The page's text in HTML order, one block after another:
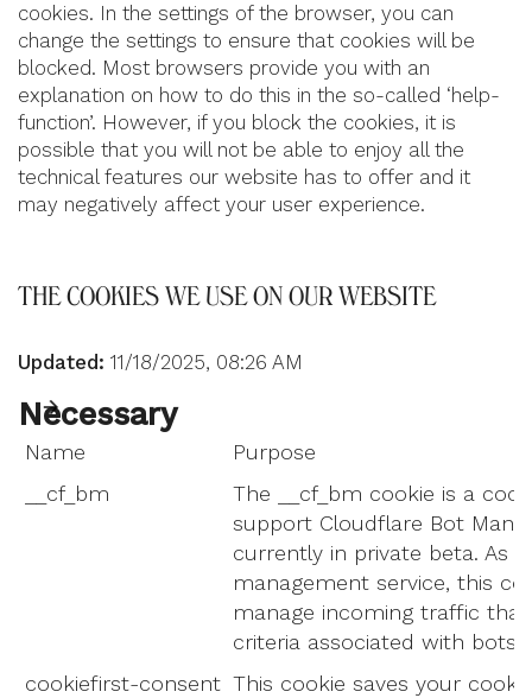
cookies. In the settings of the browser, you can
change the settings to ensure that cookies will be
blocked. Most browsers provide you with an
explanation on how to do this in the so-called ‘help-
function’. However, if you block the cookies, it is
possible that you will not be able to enjoy all the
technical features our website has to offer and it
may negatively affect your user experience.
THE COOKIES WE USE ON OUR WEBSITE
Updated: 11/18/2025, 08:26 AM
Necessary
Name
Purpose
__cf_bm
The __cf_bm cookie is a
support Cloudflare Bot
currently in private beta. As
management service, this
manage incoming traffic
criteria associated with bots.
cookiefirst-consent This cookie saves your